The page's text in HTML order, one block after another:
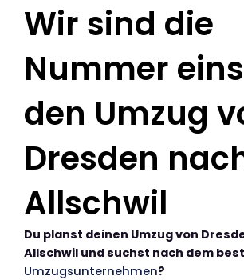
Wir sind die
Nummer
den Umzug
Dresden
Allschwil
Du planst deinen Umzug von
Allschwil und suchst nach dem
Umzugsunternehmen?